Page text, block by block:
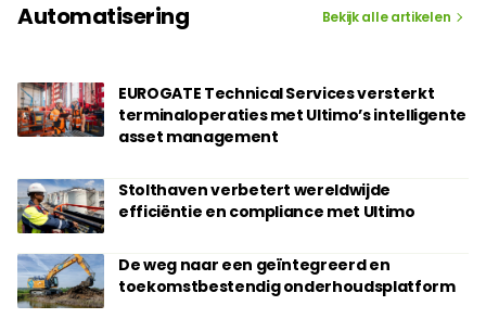
Automatisering Bekijk alle artikelen
EUROGATE Technical Services versterkt
terminaloperaties met Ultimo’s intelligente
asset management
Stolthaven verbetert wereldwijde
efficiëntie en compliance met Ultimo
De weg naar een geïntegreerd en
toekomstbestendig onderhoudsplatform